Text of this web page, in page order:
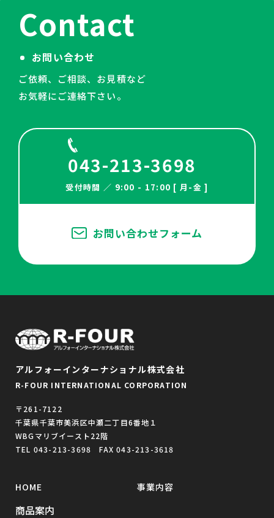
Contact
お問い合わせ
ご依頼、ご相談、お見積など
お気軽にご連絡下さい。
043-213-3698
受付時間 ／ 9:00 - 17:00 [ 月-金 ]
お問い合わせフォーム
アルフォーインターナショナル株式会社
R-FOUR INTERNATIONAL CORPORATION
〒261-7122
千葉県千葉市美浜区中瀬二丁目6番地１
WBGマリブイースト22階
TEL 043-213-3698 FAX 043-213-3618
HOME 事業内容
商品案内